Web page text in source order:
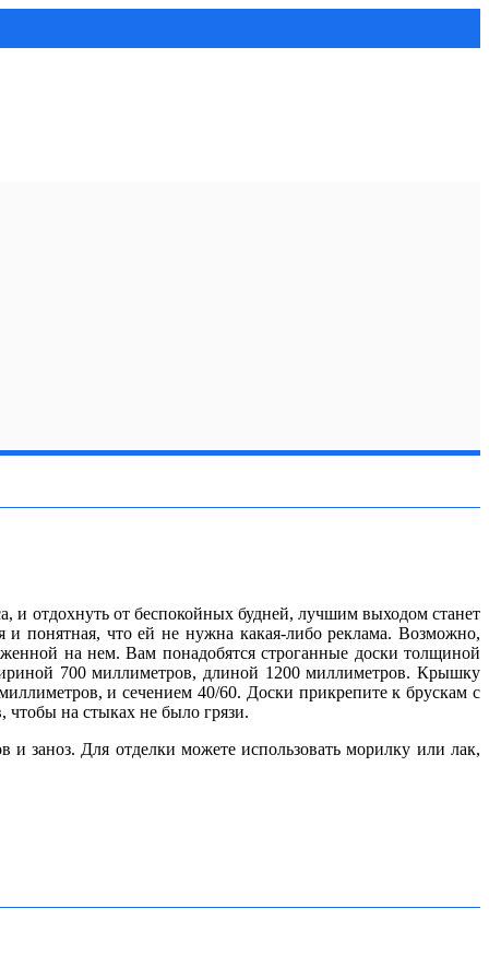
и отдохнуть от беспокойных будней, лучшим выходом станет
и понятная, что ей не нужна какая-либо реклама. Возможно,
на нем.Вам понадобятся строганные доски толщиной
700 миллиметров, длиной 1200 миллиметров. Крышку
и сечением 40/60. Доски прикрепите к брускам с
на стыках не было грязи.
заноз. Для отделки можете использовать морилку или лак,